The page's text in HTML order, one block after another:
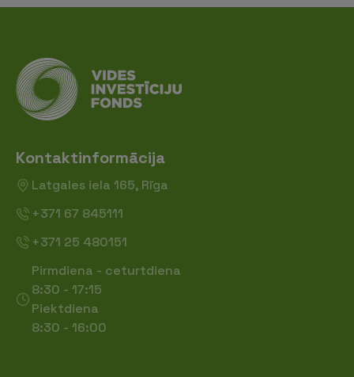
Kontaktinformācija
Latgales iela 165, Rīga
+371 67 845111
+371 25 480151
Pirmdiena - ceturtdiena
8:30 - 17:15
Piektdiena
8:30 - 16:00